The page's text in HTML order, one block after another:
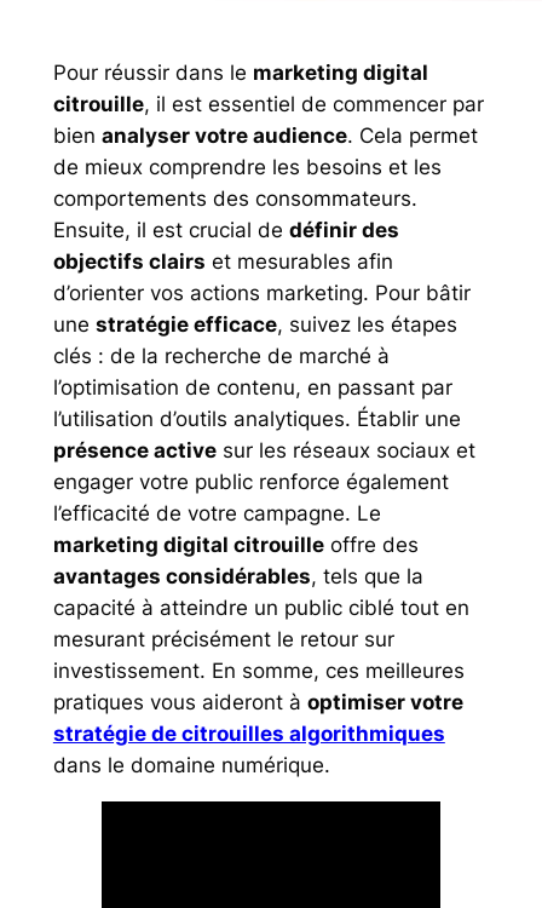
Pour réussir dans le marketing digital
citrouille, il est essentiel de commencer par
bien analyser votre audience. Cela permet
de mieux comprendre les besoins et les
comportements des consommateurs.
Ensuite, il est crucial de définir des
objectifs clairs et mesurables afin
d’orienter vos actions marketing. Pour bâtir
une stratégie efficace, suivez les étapes
clés : de la recherche de marché à
l’optimisation de contenu, en passant par
l’utilisation d’outils analytiques. Établir une
présence activesur les réseaux sociaux et
engager votre public renforce également
l’efficacité de votre campagne. Le
marketing digital citrouilleoffre des
avantages considérables, tels que la
capacité à atteindre un public ciblé tout en
mesurant précisément le retour sur
investissement. En somme, ces meilleures
pratiques vous aideront à optimiser votre
stratégie de citrouilles algorithmiques
dans le domaine numérique.